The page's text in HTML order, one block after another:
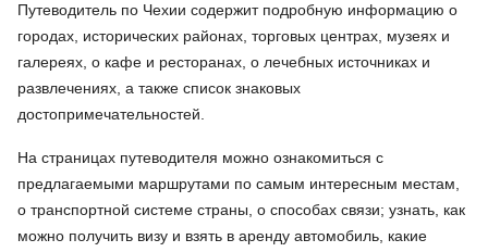
Путеводитель по Чехии содержит подробную информацию о
городах, исторических районах, торговых центрах, музеях и
галереях, о кафе и ресторанах, о лечебных источниках и
развлечениях, а также список знаковых
достопримечательностей.
На страницах путеводителя можно ознакомиться с
предлагаемыми маршрутами по самым интересным местам,
о транспортной системе страны, о способах связи; узнать, как
можно получить визу и взять в аренду автомобиль, какие